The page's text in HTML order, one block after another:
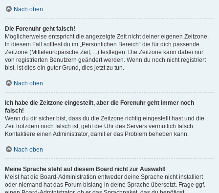
Nach oben
Die Forenuhr geht falsch!
Möglicherweise entspricht die angezeigte Zeit nicht deiner eigenen Zeitzone.
In diesem Fall solltest du im „Persönlichen Bereich“ die für dich passende
Zeitzone (Mitteleuropäische Zeit, ...) festlegen. Die Zeitzone kann dabei nur
von registrierten Benutzern geändert werden. Wenn du noch nicht registriert
bist, ist dies ein guter Grund, dies jetzt zu tun.
Nach oben
Ich habe die Zeitzone eingestellt, aber die Forenuhr geht immer noch
falsch!
Wenn du dir sicher bist, dass du die Zeitzone richtig eingestellt hast und die
Zeit trotzdem noch falsch ist, geht die Uhr des Servers vermutlich falsch.
Kontaktiere einen Administrator, damit er das Problem beheben kann.
Nach oben
Meine Sprache steht auf diesem Board nicht zur Auswahl!
Meist hat die Board-Administration entweder deine Sprache nicht installiert
oder niemand hat das Forum bislang in deine Sprache übersetzt. Frage ggf.